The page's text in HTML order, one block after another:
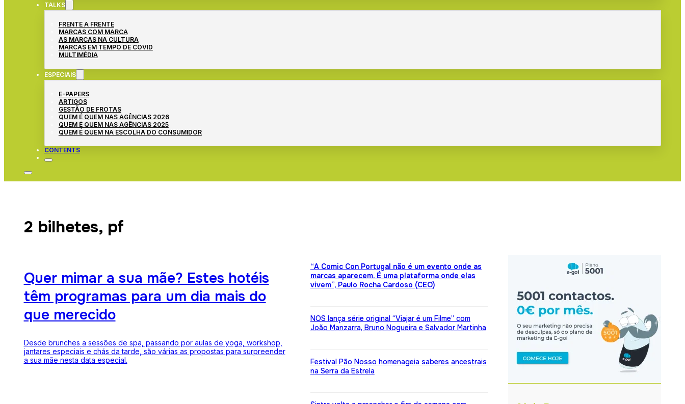
TALKS
FRENTE A FRENTE
MARCAS COM MARCA
AS MARCAS NA CULTURA
MARCAS EM TEMPO DE COVID
MULTIMÉDIA
ESPECIAIS
E-PAPERS
ARTIGOS
GESTÃO DE FROTAS
QUEM É QUEM NAS AGÊNCIAS 2026
QUEM É QUEM NAS AGÊNCIAS 2025
QUEM É QUEM NA ESCOLHA DO CONSUMIDOR
CONTENTS
2 bilhetes, pf
Quer mimar a sua mãe? Estes hotéis
têm programas para um dia mais do
que merecido
Desde brunches a sessões de spa, passando por aulas de yoga, workshop,
jantares especiais e chás da tarde, são várias as propostas para surpreender
a sua mãe nesta data especial.
“A Comic Con Portugal não é um evento onde as
marcas aparecem. É uma plataforma onde elas
vivem”, Paulo Rocha Cardoso (CEO)
NOS lança série original “Viajar é um Filme” com
João Manzarra, Bruno Nogueira e Salvador Martinha
Festival Pão Nosso homenageia saberes ancestrais
na Serra da Estrela